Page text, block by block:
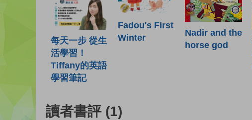
每天一步 從生
活學習！
Tiffany的英語
學習筆記
Fadou's First
Winter
Nadir and the
horse god
讀者書評 (1)